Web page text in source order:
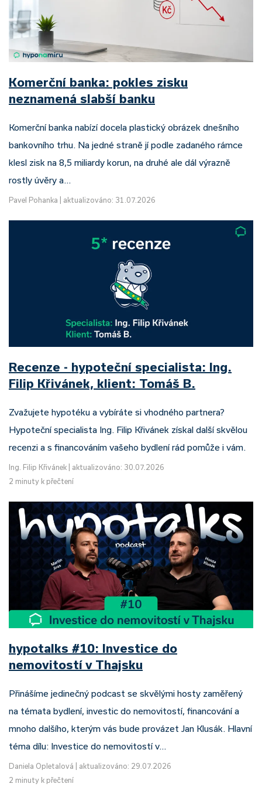
Komerční banka: pokles zisku
neznamená slabší banku
Komerční banka nabízí docela plastický obrázek dnešního
bankovního trhu. Na jedné straně jí podle zadaného rámce
klesl zisk na 8,5 miliardy korun, na druhé ale dál výrazně
rostly úvěry a…
Pavel Pohanka aktualizováno: 31.07.2026
Recenze - hypoteční specialista: Ing.
Filip Křivánek, klient: Tomáš B.
Zvažujete hypotéku a vybíráte si vhodného partnera?
Hypoteční specialista Ing. Filip Křivánek získal další skvělou
recenzi a s financováním vašeho bydlení rád pomůže i vám.
Ing. Filip Křivánek
aktualizováno: 30.07.2026
2 minuty k přečtení
hypotalks #10: Investice do
nemovitostí v Thajsku
Přinášíme jedinečný podcast se skvělými hosty zaměřený
na témata bydlení, investic do nemovitostí, financování a
mnoho dalšího, kterým vás bude provázet Jan Klusák. Hlavní
téma dílu: Investice do nemovitostí v…
Daniela Opletalová
aktualizováno: 29.07.2026
2 minuty k přečtení